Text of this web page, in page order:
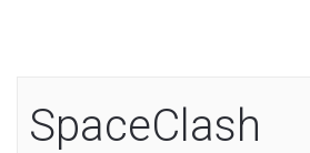
SpaceClash